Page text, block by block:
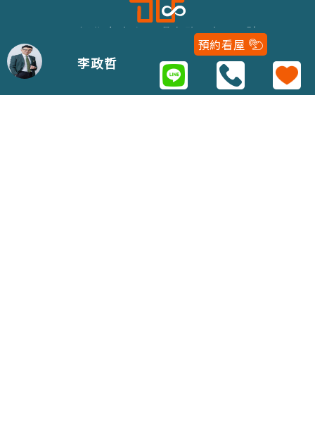
李政哲
預約看屋
243新北市泰山區明志路二段116號
02-22979688
Copyright 2021 © 五泰房屋